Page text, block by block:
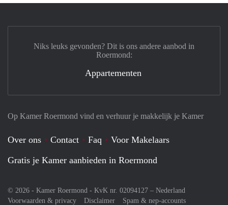
Op Kamer Roermond vind en verhuur je makkelijk je Kamer
Over ons Contact Faq
Voor Makelaars
Gratis je Kamer aanbieden in Roermond
© 2026 - Kamer Roermond - KvK nr. 02094127 – Nederland
Voorwaarden & privacy
Disclaimer
Spam & nep-accounts
Niks leuks gevonden? Dit is ons andere aanbod in
Roermond:
Appartementen